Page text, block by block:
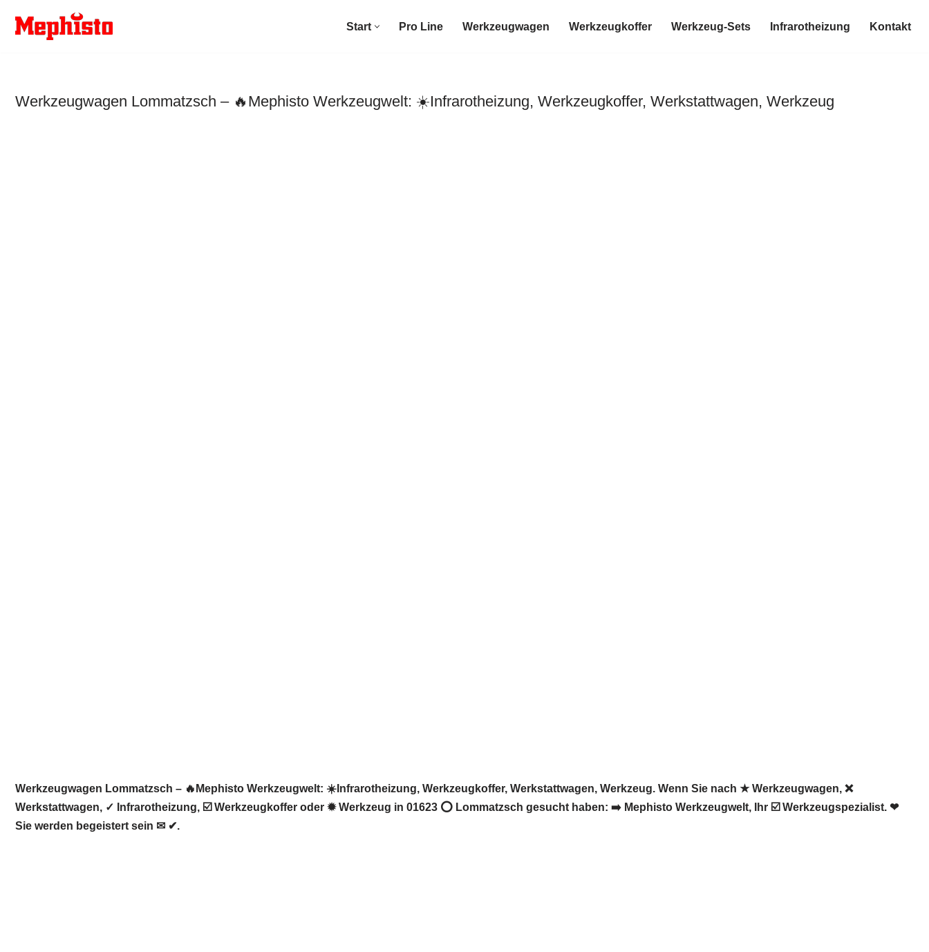
Zum
Start Pro Line Werkzeugwagen Werkzeugkoffer Werkzeug-Sets Infrarotheizung Kontakt
Werkzeugwagen Lommatzsch – 🔥Mephisto Werkzeugwelt: ☀️Infrarotheizung, Werkzeugkoffer, Werkstattwagen, Werkzeug
Werkzeugwagen Lommatzsch – 🔥Mephisto Werkzeugwelt: ☀️Infrarotheizung, Werkzeugkoffer, Werkstattwagen, Werkzeug. Wenn Sie nach ★ Werkzeugwagen, ❌
Werkstattwagen, ✓ Infrarotheizung, ☑️ Werkzeugkoffer oder ✹ Werkzeug in 01623 ⭕ Lommatzsch gesucht haben: ➡️ Mephisto Werkzeugwelt, Ihr ☑️ Werkzeugspezialist. ❤
Sie werden begeistert sein ✉ ✔.